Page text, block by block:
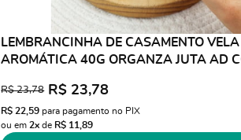
LEMBRANCINHA DE CASAMENTO VELA
AROMÁTICA 40G ORGANZA JUTA AD
R$ 23,78 R$ 23,78
R$ 22,59 para pagamento no PIX
ou em2x de R$ 11,89